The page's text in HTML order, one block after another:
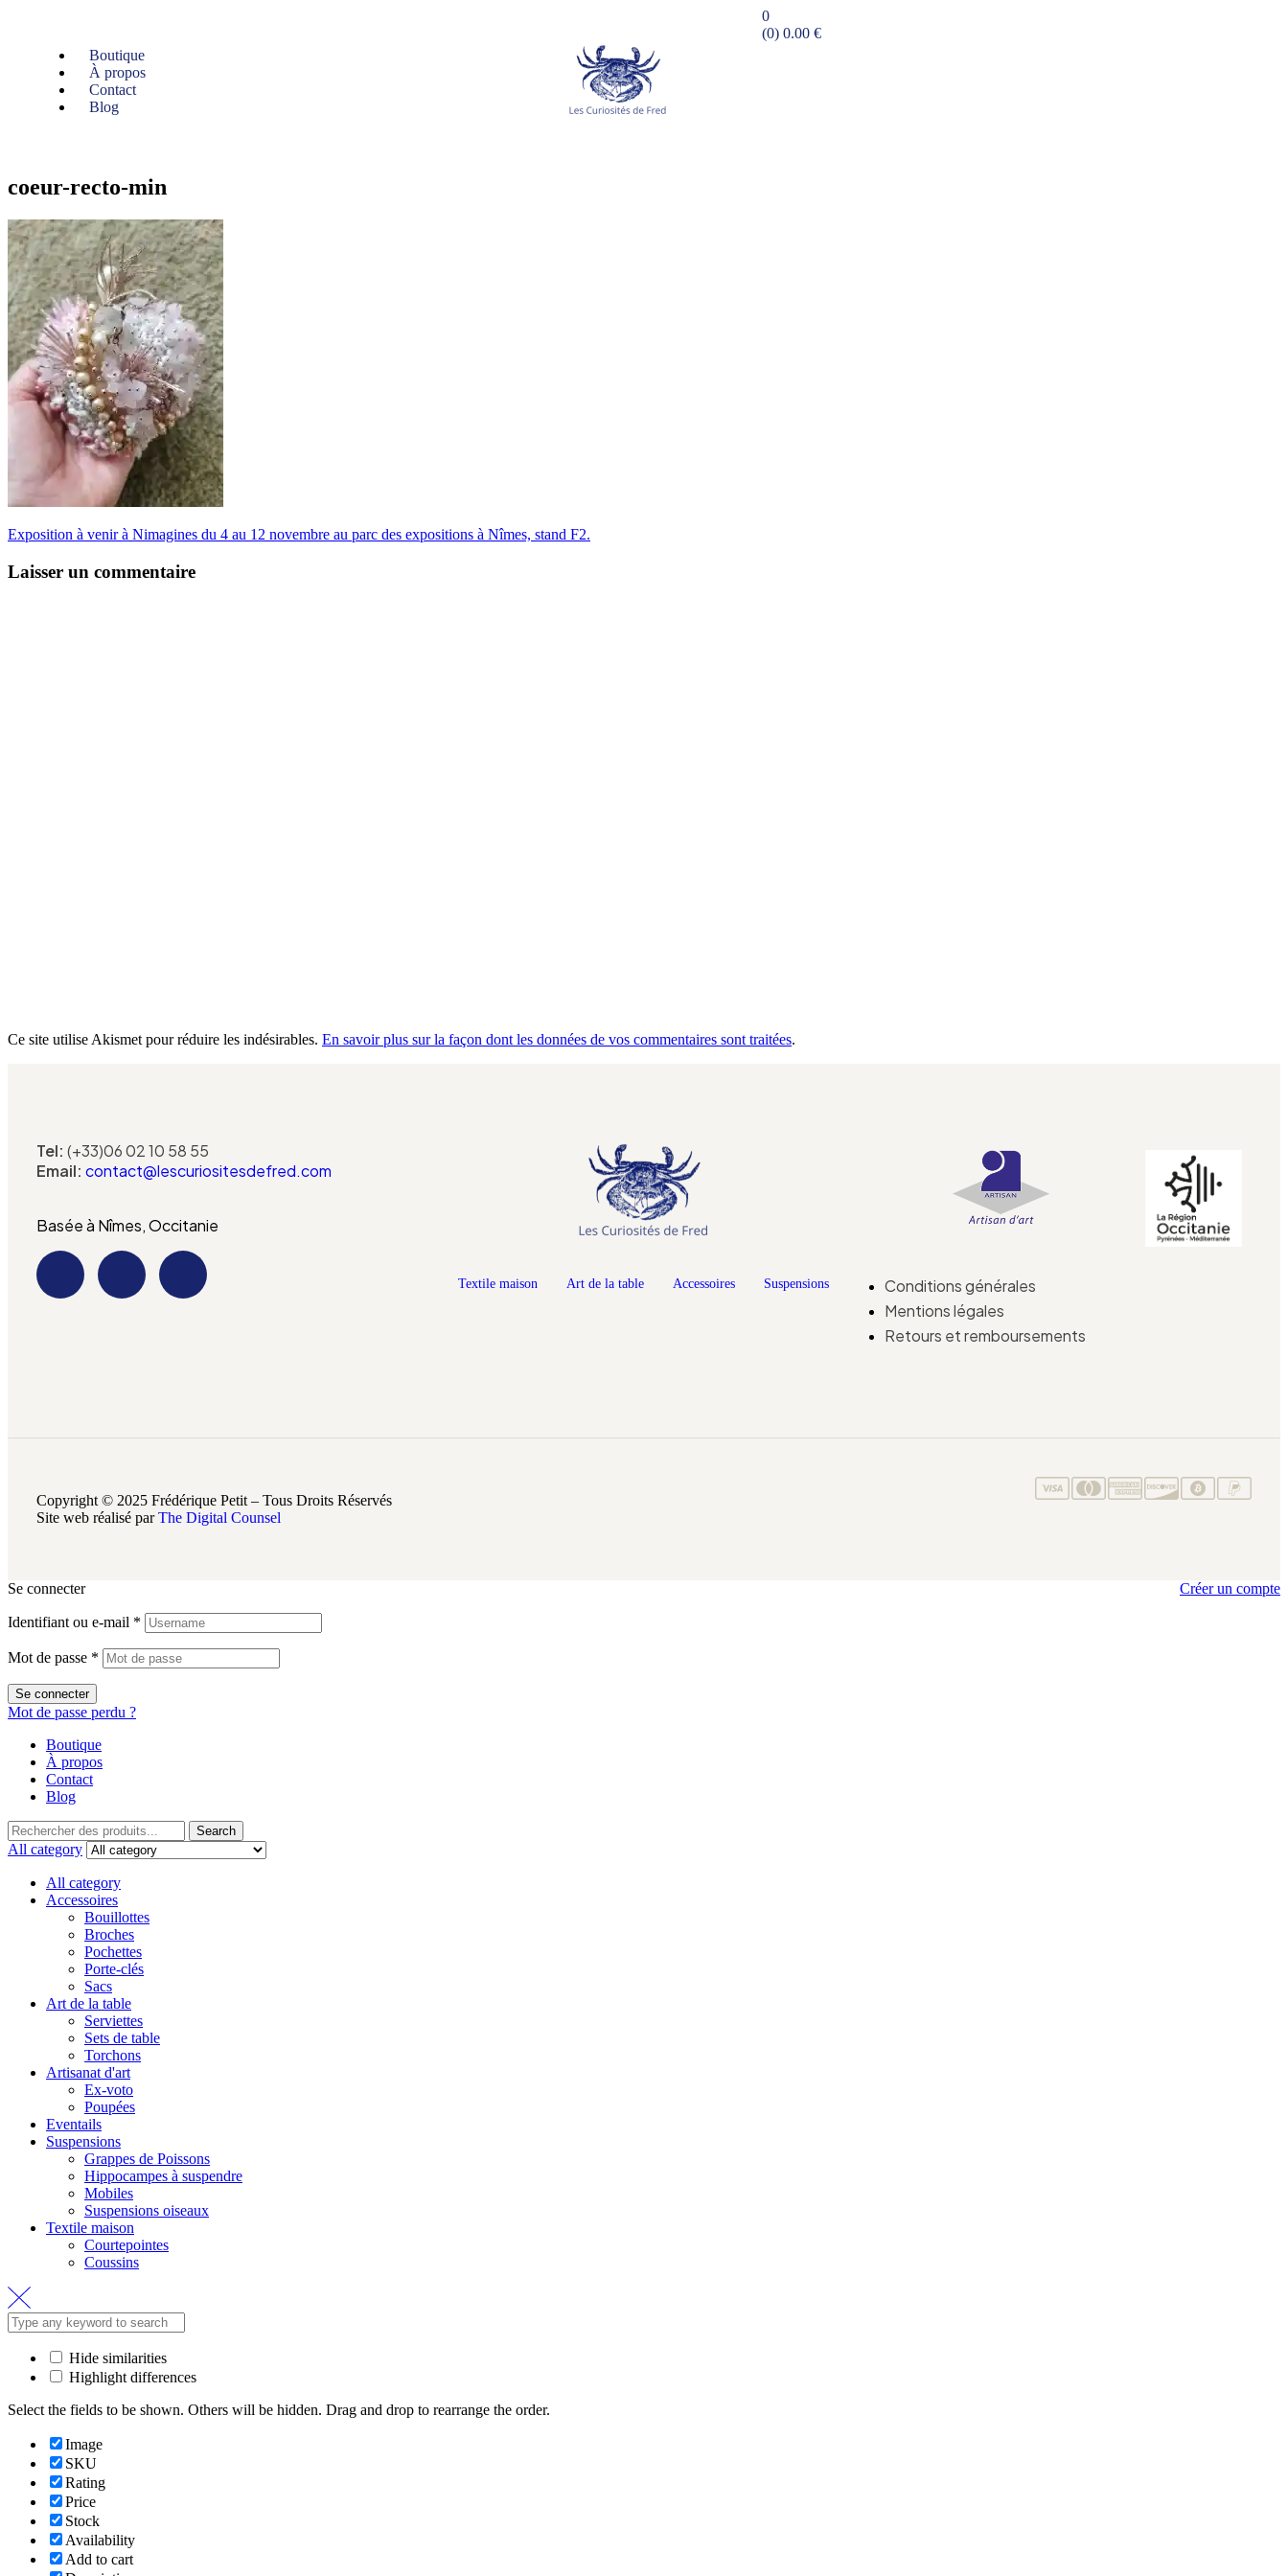
Boutique
À propos
Contact
Blog
0
(0) 0.00 €
coeur-recto-min
Exposition à venir à Nimagines du 4 au 12 novembre au parc des expositions à Nîmes, stand F2.
Laisser un commentaire
Ce site utilise Akismet pour réduire les indésirables. En savoir plus sur la façon dont les données de vos commentaires sont traitées.
Tel: (+33)06 02 10 58 55
Email: contact@lescuriositesdefred.com
Basée à Nîmes, Occitanie
Textile maison Art de la table Accessoires Suspensions
Conditions générales
Mentions légales
Retours et remboursements
Copyright © 2025 Frédérique Petit – Tous Droits Réservés
Site web réalisé parThe Digital Counsel
Se connecter Créer un compte
Identifiant ou e-mail *
Mot de passe *
Se connecter
Mot de passe perdu ?
Boutique
À propos
Contact
Blog
Search
All category
All category
Accessoires
Bouillottes
Broches
Pochettes
Porte-clés
Sacs
Art de la table
Serviettes
Sets de table
Torchons
Artisanat d'art
Ex-voto
Poupées
Eventails
Suspensions
Grappes de Poissons
Hippocampes à suspendre
Mobiles
Suspensions oiseaux
Textile maison
Courtepointes
Coussins
Hide similarities
Highlight differences
Select the fields to be shown. Others will be hidden. Drag and drop to rearrange the order.
Image
SKU
Rating
Price
Stock
Availability
Add to cart